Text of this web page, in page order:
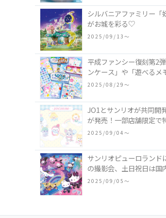
シルバニアファミリー
がお城を彩る♡
2025/09/13〜
平成ファンシー復刻第2
ンケース」や「遊べる
2025/08/29〜
JO1とサンリオが共同開
が発売！一部店舗限定
2025/09/04〜
サンリオピューロランド
の撮影会、土日祝日は
2025/09/05〜